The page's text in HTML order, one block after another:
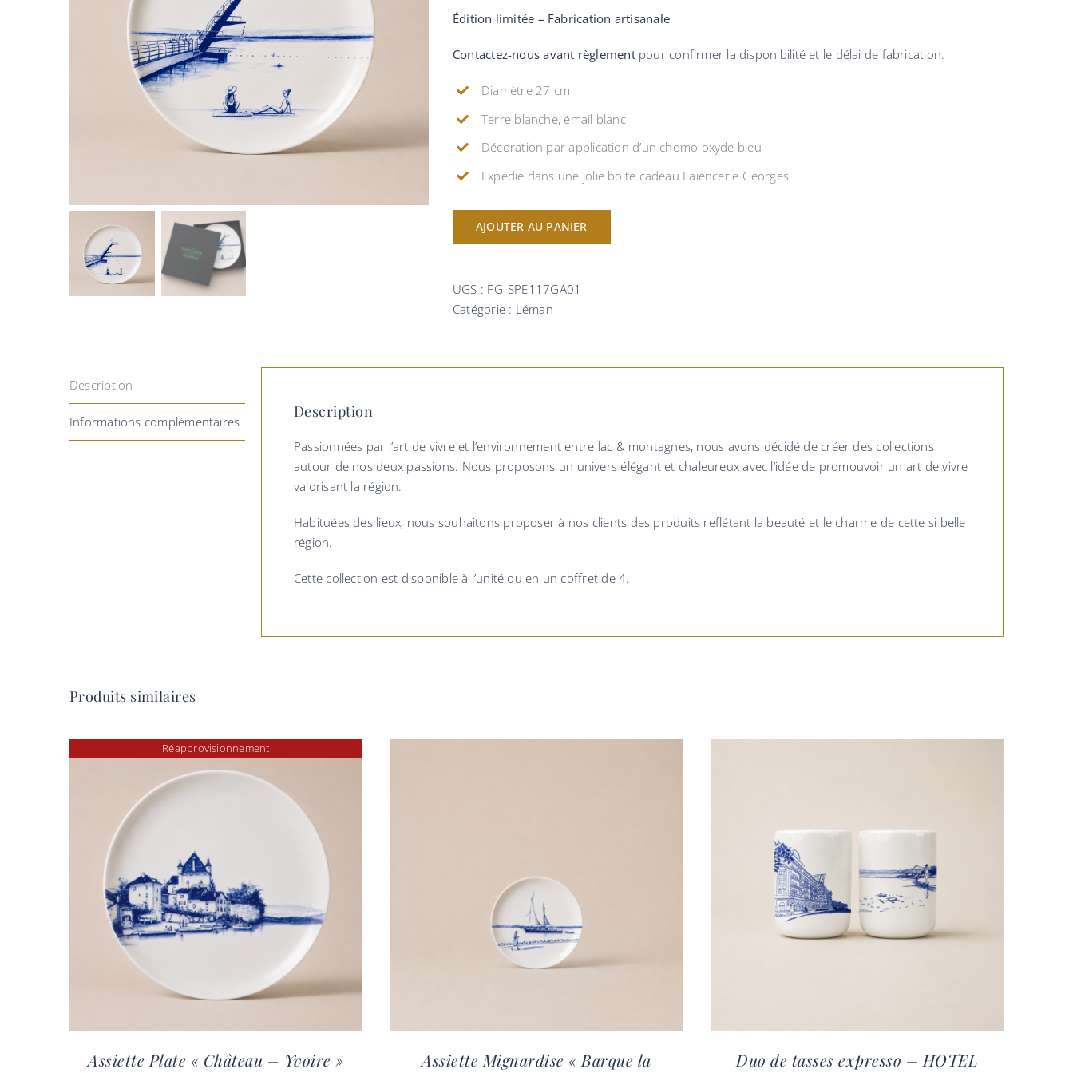
Édition limitée – Fabrication artisanale
Contactez-nous avant règlementpour confirmer la disponibilité et le délai de fabrication.
Diamètre 27 cm
Terre blanche, émail blanc
Décoration par application d’un chomo oxyde bleu
Expédié dans une jolie boite cadeau Faïencerie Georges
AJOUTER AU PANIER
UGS : FG_SPE117GA01
Catégorie : Léman
Description
Informations complémentaires
Description
Passionnées par l’art de vivre et l’environnement entre lac & montagnes, nous avons décidé de créer des collections
autour de nos deux passions. Nous proposons un univers élégant et chaleureux avec l’idée de promouvoir un art de vivre
valorisant la région.
Habituées des lieux, nous souhaitons proposer à nos clients des produits reflétant la beauté et le charme de cette si belle
région.
Cette collection est disponible à l’unité ou en un coffret de 4.
Produits similaires
Réapprovisionnement
Assiette Plate « Château – Yvoire » Assiette Mignardise « Barque la Duo de tasses expresso – HOTEL